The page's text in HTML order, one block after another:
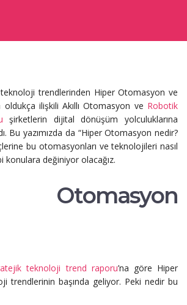
teknoloji trendlerinden Hiper Otomasyon ve
ilişkili Akıllı Otomasyon ve Robotik
şirketlerin dijital dönüşüm yolculuklarına
Bu yazımızda da “Hiper Otomasyon nedir?
bu otomasyonları ve teknolojileri nasıl
konulara değiniyor olacağız.
Otomasyon
teknoloji trend raporu’na göre Hiper
trendlerinin başında geliyor. Peki nedir bu